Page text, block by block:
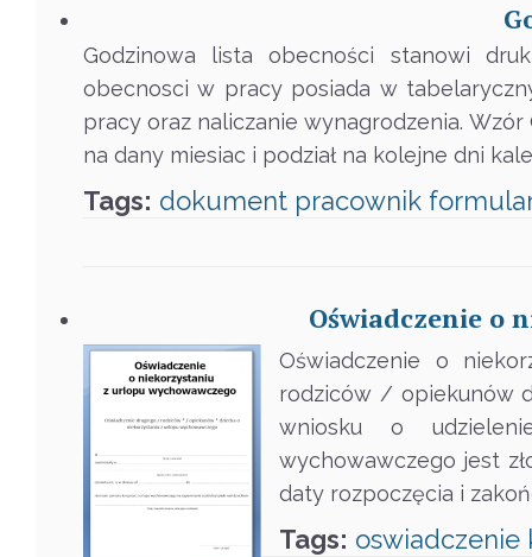
Godzinowa lista obecności stanowi
obecnosci w pracy posiada w
pracy oraz naliczanie wynagrodzenia.
na dany miesiac i podział na kolejne dni
Tags: dokument pracownik
Oświadczenie o
Oświadczenie o
rodziców / opiekunów
wniosku o
wychowawczego jest
daty rozpoczęcia i
Tags: oswiadczenie